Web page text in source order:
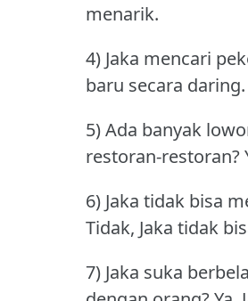
menarik.
4) Jaka mencari
baru secara daring.
5) Ada banyak
restoran-restoran?
6) Jaka tidak bisa
Tidak, Jaka tidak
7) Jaka suka